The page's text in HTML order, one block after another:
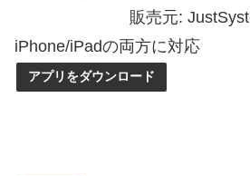
販売元:
iPhone/iPadの両方に対応
アプリをダウンロード